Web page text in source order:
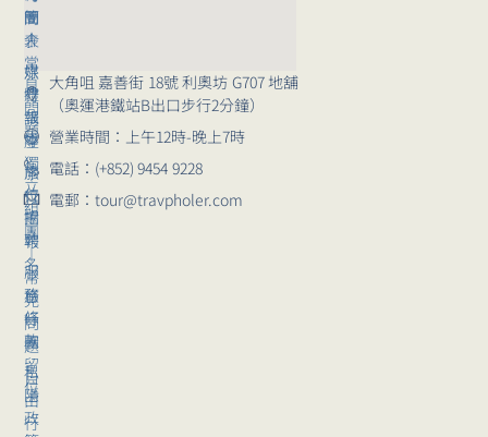
大角咀 嘉善街 18號 利奧坊 G707 地舖
（奧運港鐵站B出口步行2分鐘）
營業時間：上午12時-晚上7時
電話：(+852) 9454 9228
電郵：tour@travpholer.com
間
表
旅
行
講
座
旅
行
團
報
名
旅
行
團
留
位
團
｜
常
見
問
題
獨
立
組
團
｜
常
見
問
題
自
由
行
簡
介
媒
體
報
導
崗
位
招
聘
服
務
條
款
私
隱
政